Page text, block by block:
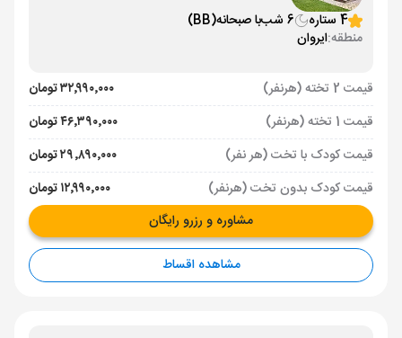
4 ستاره
6 شب با صبحانه(BB)
منطقه:ایروان
قیمت 2 تخته (هرنفر)
۳۲٬۹۹۰٬۰۰۰ تومان
قیمت 1 تخته (هرنفر)
۴۶٬۳۹۰٬۰۰۰ تومان
قیمت کودک با تخت (هر نفر)
۲۹٬۸۹۰٬۰۰۰ تومان
قیمت کودک بدون تخت (هرنفر)
۱۲٬۹۹۰٬۰۰۰ تومان
مشاوره و رزرو رایگان
مشاهده اقساط